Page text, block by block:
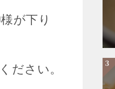
が下り
ださい。